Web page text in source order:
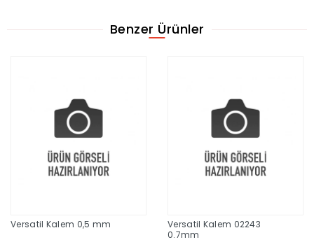
Benzer Ürünler
Versatil Kalem 0,5 mm
Versatil Kalem 02243
0.7mm